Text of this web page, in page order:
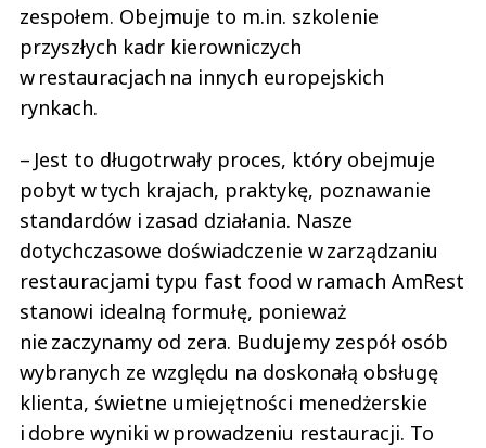
zespołem. Obejmuje to m.in. szkolenie
przyszłych kadr kierowniczych
w restauracjach na innych europejskich
rynkach.
– Jest to długotrwały proces, który obejmuje
pobyt w tych krajach, praktykę, poznawanie
standardów i zasad działania. Nasze
dotychczasowe doświadczenie w zarządzaniu
restauracjami typu fast food w ramach AmRest
stanowi idealną formułę, ponieważ
nie zaczynamy od zera. Budujemy zespół osób
wybranych ze względu na doskonałą obsługę
klienta, świetne umiejętności menedżerskie
i dobre wyniki w prowadzeniu restauracji. To